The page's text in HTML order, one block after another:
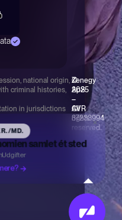
national origin,
criminal histories,
in jurisdictions
©
2025
–
All
rights
reserved.
Zenegy
ApS
–
CVR
37233994
×
MD.
samlet ét sted
Udgifter